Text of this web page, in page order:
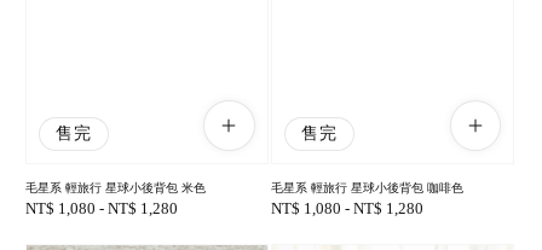
售完
毛星系 輕旅行 星球小後背包 米色
Regular
NT$ 1,080 - NT$ 1,280
售完
毛星系 輕旅行 星球小後背包 咖啡色
Regular
NT$ 1,080 - NT$ 1,280